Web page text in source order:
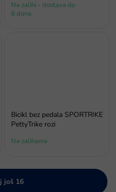
Na zalihi - dostava do
6 dana.
Bicikl bez pedala SPORTRIKE
PettyTrike rozi
Na zalihama
još 16